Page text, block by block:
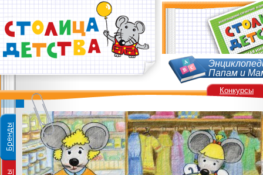
Папам и
Конкурсы